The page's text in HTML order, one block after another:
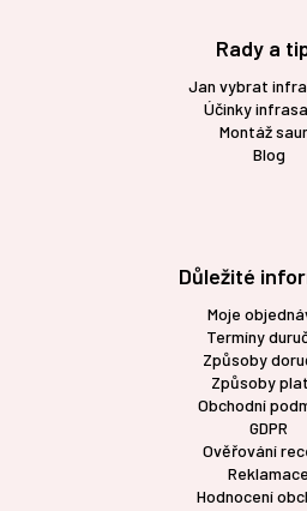
Rady a
Jan vybrat
Účinky
Montáž
Blog
Důležité
Moje
Termíny
Způsoby
Způsoby
Obchodní
GDPR
Ověřování
Reklamace
Hodnocení